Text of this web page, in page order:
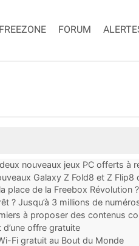
FREEZONE FORUM
nouveaux jeux PC offerts à
Galaxy Z Fold8 et Z Flip8
place de la Freebox Révolution ?
? Jusqu’à 3 millions de
à proposer des contenus
offre gratuite
Fi gratuit au Bout du Monde